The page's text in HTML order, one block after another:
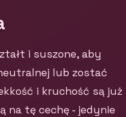
i suszone, aby
lub zostać
i kruchość są już
na tę cechę - jedynie